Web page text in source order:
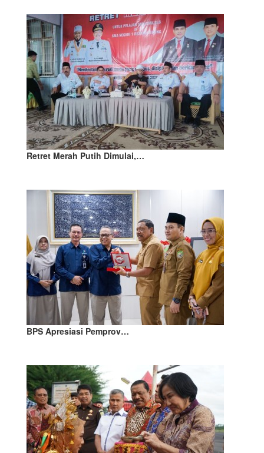
Retret Merah Putih Dimulai,…
BPS Apresiasi Pemprov…